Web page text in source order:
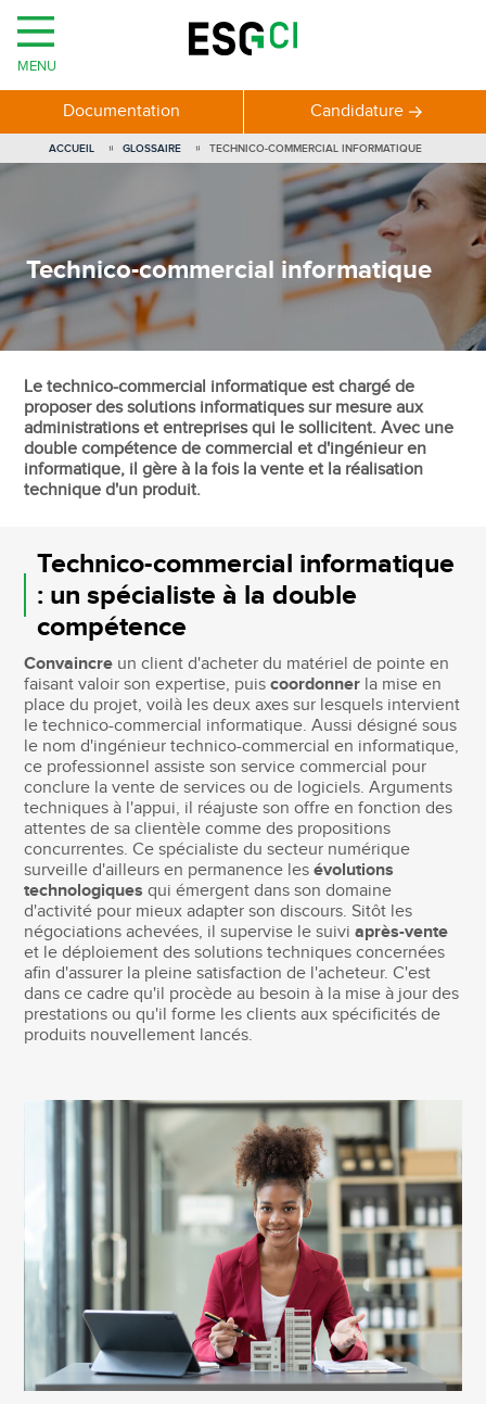
Technico-commercial informatique
ACCUEIL GLOSSAIRE TECHNICO-COMMERCIAL INFORMATIQUE
Le technico-commercial informatique est chargé de
proposer des solutions informatiques sur mesure aux
administrations et entreprises qui le sollicitent. Avec une
double compétence de commercial et d'ingénieur en
informatique, il gère à la fois la vente et la réalisation
technique d'un produit.
Technico-commercial informatique
: un spécialiste à la double
compétence
Convaincre un client d'acheter du matériel de pointe en
faisant valoir son expertise, puiscoordonner la mise en
place du projet, voilà les deux axes sur lesquels intervient
le technico-commercial informatique. Aussi désigné sous
le nom d'ingénieur technico-commercial en informatique,
ce professionnel assiste son service commercial pour
conclure la vente de services ou de logiciels. Arguments
techniques à l'appui, il réajuste son offre en fonction des
attentes de sa clientèle comme des propositions
concurrentes. Ce spécialiste du secteur numérique
surveille d'ailleurs en permanence lesévolutions
technologiques qui émergent dans son domaine
d'activité pour mieux adapter son discours. Sitôt les
négociations achevées, il supervise le suiviaprès-vente
et le déploiement des solutions techniques concernées
afin d'assurer la pleine satisfaction de l'acheteur. C'est
dans ce cadre qu'il procède au besoin à la mise à jour des
prestations ou qu'il forme les clients aux spécificités de
produits nouvellement lancés.
MENU
Documentation Candidature